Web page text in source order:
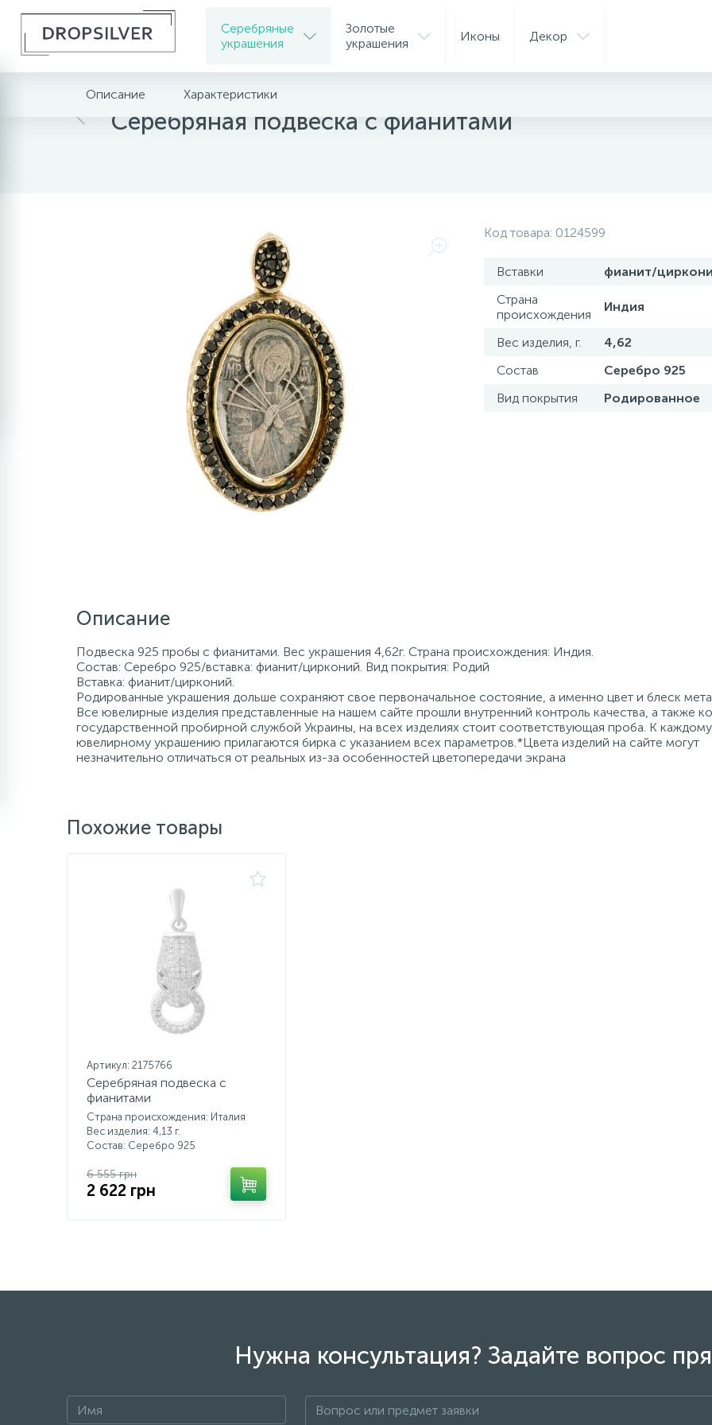
Серебряные
украшения
Золотые
украшения
Иконы Декор
Главная
Серебряная подвеска с фианитами
Описание Характеристики
Код товара: 0124599
Вставки
фианит/
Страна
происхождения
Индия
Вес изделия, г.
4,62
Состав
Серебро 925
Вид покрытия
Родированное
Описание
Подвеска 925 пробы с фианитами. Вес украшения 4,62г. Страна происхождения: Индия.
Состав: Серебро 925/вставка: фианит/цирконий. Вид покрытия: Родий
Вставка: фианит/цирконий.
Родированные украшения дольше сохраняют свое первоначальное состояние, а именно цвет и блеск
Все ювелирные изделия представленные на нашем сайте прошли внутренний контроль качества, а также
государственной пробирной службой Украины, на всех изделиях стоит соответствующая проба. К каждому
ювелирному украшению прилагаются бирка с указанием всех параметров.*Цвета изделий на сайте могут
незначительно отличаться от реальных из-за особенностей цветопередачи экрана
Похожие товары
Артикул: 2175766
Серебряная подвеска с
фианитами
Страна происхождения: Италия
Вес изделия: 4,13 г.
Состав: Серебро 925
6 555 грн
2 622 грн
Нужна консультация? Задайте вопрос